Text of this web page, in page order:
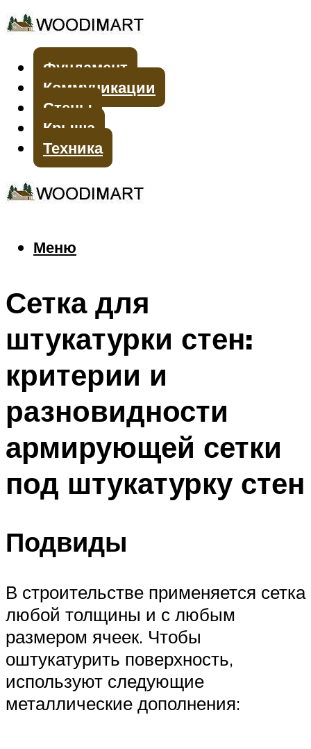
Фундамент
Коммуникации
Стены
Крыша
Техника
Меню
Меню
Сетка для
штукатурки стен:
критерии и
разновидности
армирующей сетки
под штукатурку стен
Подвиды
В строительстве применяется сетка
любой толщины и с любым
размером ячеек. Чтобы
оштукатурить поверхность,
используют следующие
металлические дополнения: